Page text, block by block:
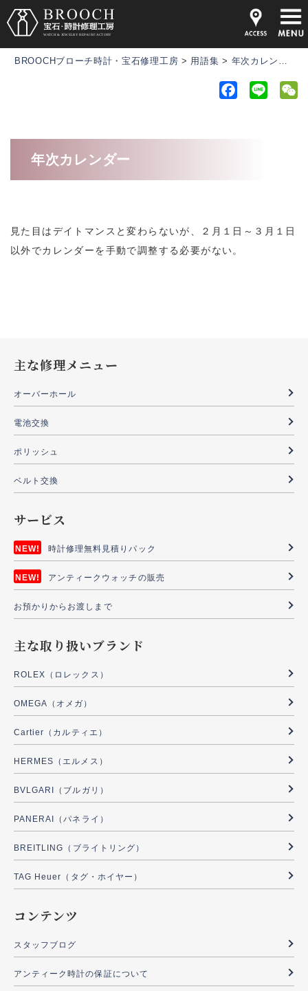
BROOCHブローチ時計・宝石修理工房 > 用語集 > 年次カレンダー
年次カレンダー
見た目はデイトマンスと変わらないが、２月１日～３月１日
以外でカレンダーを手動で調整する必要がない。
主な修理メニュー
オーバーホール
電池交換
ポリッシュ
ベルト交換
サービス
時計修理無料見積りパック
アンティークウォッチの販売
お預かりからお渡しまで
主な取り扱いブランド
ROLEX（ロレックス）
OMEGA（オメガ）
Cartier（カルティエ）
HERMES（エルメス）
BVLGARI（ブルガリ）
PANERAI（パネライ）
BREITLING（ブライトリング）
TAG Heuer（タグ・ホイヤー）
コンテンツ
スタッフブログ
アンティーク時計の保証について